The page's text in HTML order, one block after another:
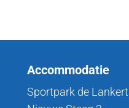
Accommodatie
Sportpark de Lankert